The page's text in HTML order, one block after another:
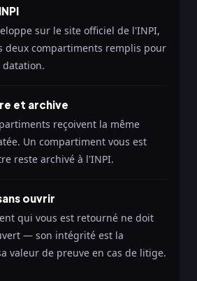
sur le site officiel de l'INPI,
deux compartiments remplis pour
et archive
reçoivent la même
Un compartiment vous est
reste archivé à l'INPI.
ouvrir
qui vous est retourné ne doit
— son intégrité est la
valeur de preuve en cas de litige.